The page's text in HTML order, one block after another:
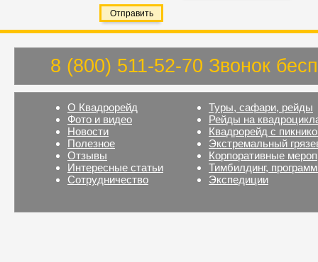
8 (800) 511-52-70 Звонок
О Квадрорейд
Фото и видео
Новости
Полезное
Отзывы
Интересные статьи
Сотрудничество
Туры, сафари, рейды
Рейды на
Квадрорейд с
Экстремальный
Корпоративные
Тимбилдинг,
Экспедиции